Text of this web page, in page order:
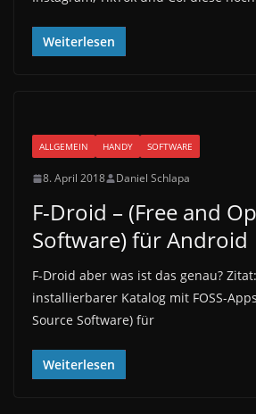
Weiterlesen
ALLGEMEIN HANDY SOFTWARE
8. April 2018 Daniel Schlapa
F-Droid – (Free and
Software) für Android
F-Droid aber was ist das genau?
installierbarer Katalog mit FOSS-
Source Software) für
Weiterlesen